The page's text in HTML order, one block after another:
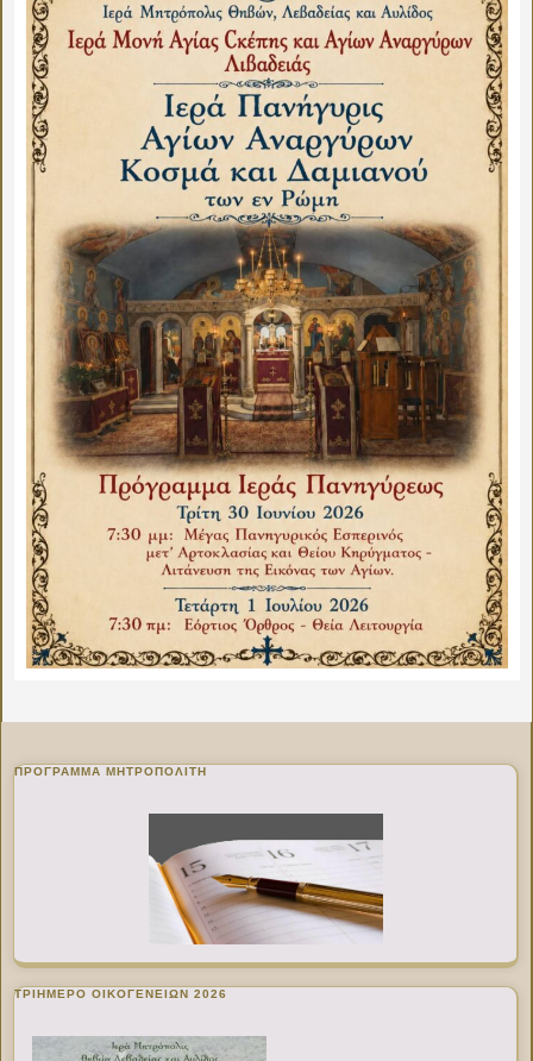
ΠΡΌΓΡΑΜΜΑ ΜΗΤΡΟΠΟΛΊΤΗ
ΤΡΙΗΜΕΡΟ ΟΙΚΟΓΕΝΕΙΩΝ 2026